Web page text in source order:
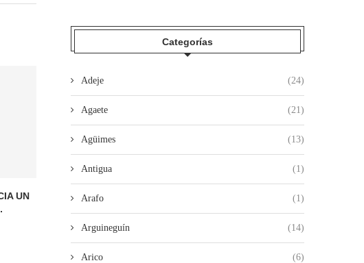
UN
EL PAPA RECIBE ‘LAS OTRAS
13/06/2026
UN HOMBRE DE 32 AÑOS
07/06/2026
Categorías
Adeje (24)
Agaete (21)
Agüimes (13)
Antigua (1)
Arafo (1)
Arguineguín (14)
Arico (6)